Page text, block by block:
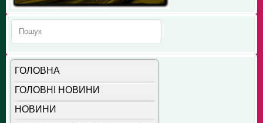
ГОЛОВНА
ГОЛОВНІ НОВИНИ
НОВИНИ